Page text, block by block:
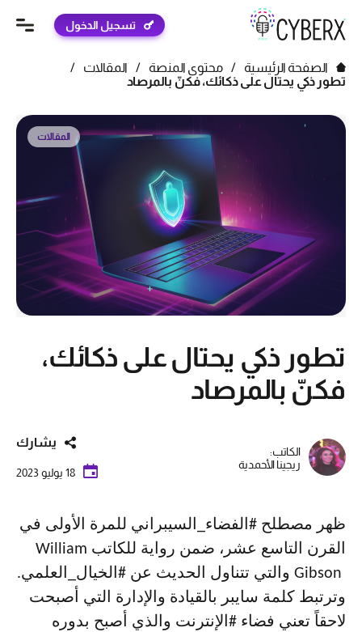
تسجيل الدخول
الصفحة الرئيسية / محتوى المنصة / المقالات
/
تطور ذكي يحتال على ذكائك، فكنّ بالمرصاد
المقالات
تطور ذكي يحتال على ذكائك،
فكنّ بالمرصاد
الكاتب:
ريجينا الأحمدية
يشارك
18 يوليو 2023
ظهر مصطلح #الفضاء_السيبراني للمرة الأولى في
القرن التاسع عشر، ضمن رواية للكاتب William
Gibson والتي تتناول الحديث عن #الخيال_العلمي.
وترتبط كلمة سايبر بالقيادة والإدارة التي أصبحت
لاحقاً تعني فضاء #الإنترنت والذي أصبح بدوره